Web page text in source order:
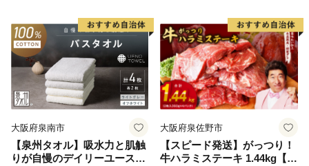
直送 】
大阪府泉南市
【泉州タオル】吸水力と肌触
りが自慢のデイリーユースバ
大阪府泉佐野市
【スピード発送】がっつり！
牛ハラミステーキ 1.44kg【氷